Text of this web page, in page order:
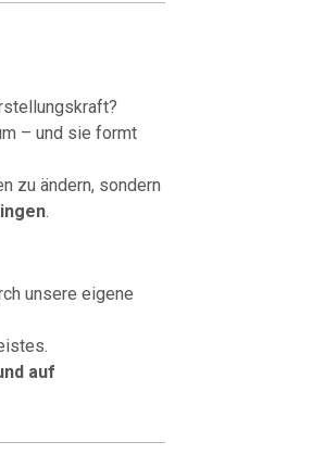
– und sie formt
zu ändern, sondern
.
unsere eigene
auf